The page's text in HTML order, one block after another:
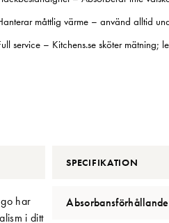
måttlig värme – använd alltid
service – Kitchens.se sköter mätning;
har
i ditt
SPECIFIKATION
Absorbansförhållande